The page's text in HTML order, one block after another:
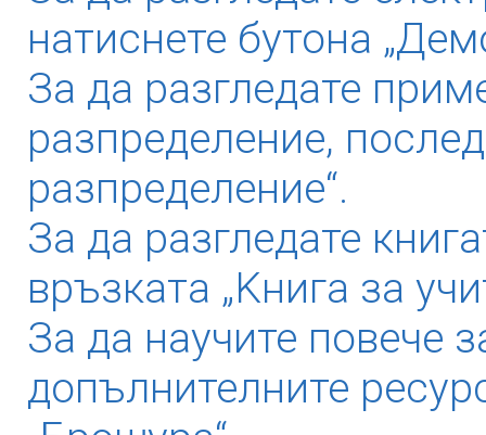
натиснете бутона
За да разгледате
разпределение,
разпределение“.
За да разгледате
връзката „Kнига за
За да научите повече
допълнителните